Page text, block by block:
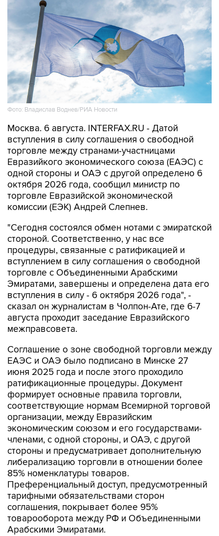
Фото: Владислав Воднев/РИА Новости
Москва. 6 августа. INTERFAX.RU - Датой
вступления в силу соглашения о свободной
торговле между странами-участницами
Евразийкого экономического союза (ЕАЭС) с
одной стороны и ОАЭ с другой определено 6
октября 2026 года, сообщил министр по
торговле Евразийской экономической
комиссии (ЕЭК) Андрей Слепнев.
"Сегодня состоялся обмен нотами с эмиратской
стороной. Соответственно, у нас все
процедуры, связанные с ратификацией и
вступлением в силу соглашения о свободной
торговле с Объединенными Арабскими
Эмиратами, завершены и определена дата его
вступления в силу - 6 октября 2026 года", -
сказал он журналистам в Чолпон-Ате, где 6-7
августа проходит заседание Евразийского
межправсовета.
Соглашение о зоне свободной торговли между
ЕАЭС и ОАЭ было подписано в Минске 27
июня 2025 года и после этого проходило
ратификационные процедуры. Документ
формирует основные правила торговли,
соответствующие нормам Всемирной торговой
организации, между Евразийским
экономическим союзом и его государствами-
членами, с одной стороны, и ОАЭ, с другой
стороны и предусматривает дополнительную
либерализацию торговли в отношении более
85% номенклатуры товаров.
Преференциальный доступ, предусмотренный
тарифными обязательствами сторон
соглашения, покрывает более 95%
товарооборота между РФ и Объединенными
Арабскими Эмиратами.